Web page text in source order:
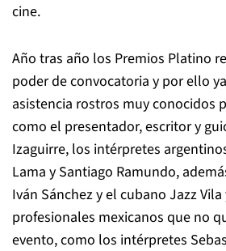
cine.
Año tras año los Premios Platino
poder de convocatoria y por ello
asistencia rostros muy conocidos
como el presentador, escritor y
Izaguirre, los intérpretes
Lama y Santiago Ramundo,
Iván Sánchez y el cubano Jazz
profesionales mexicanos que no
evento, como los intérpretes